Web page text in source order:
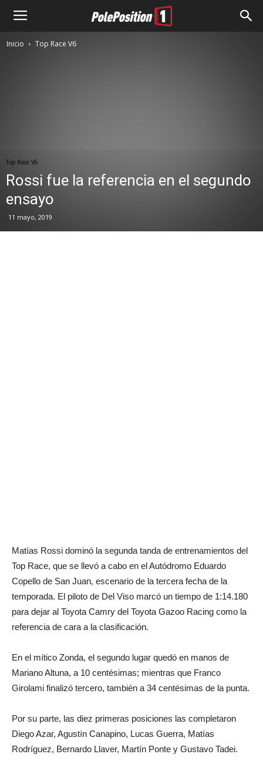
Inicio Top Race V6
Top Race V6
Rossi fue la referencia en el segundo
ensayo
11 mayo, 2019
Matías Rossi dominó la segunda tanda de entrenamientos del
Top Race, que se llevó a cabo en el Autódromo Eduardo
Copello de San Juan, escenario de la tercera fecha de la
temporada. El piloto de Del Viso marcó un tiempo de 1:14.180
para dejar al Toyota Camry del Toyota Gazoo Racing como la
referencia de cara a la clasificación.
En el mítico Zonda, el segundo lugar quedó en manos de
Mariano Altuna, a 10 centésimas; mientras que Franco
Girolami finalizó tercero, también a 34 centésimas de la punta.
Por su parte, las diez primeras posiciones las completaron
Diego Azar, Agustín Canapino, Lucas Guerra, Matías
Rodríguez, Bernardo Llaver, Martín Ponte y Gustavo Tadei.